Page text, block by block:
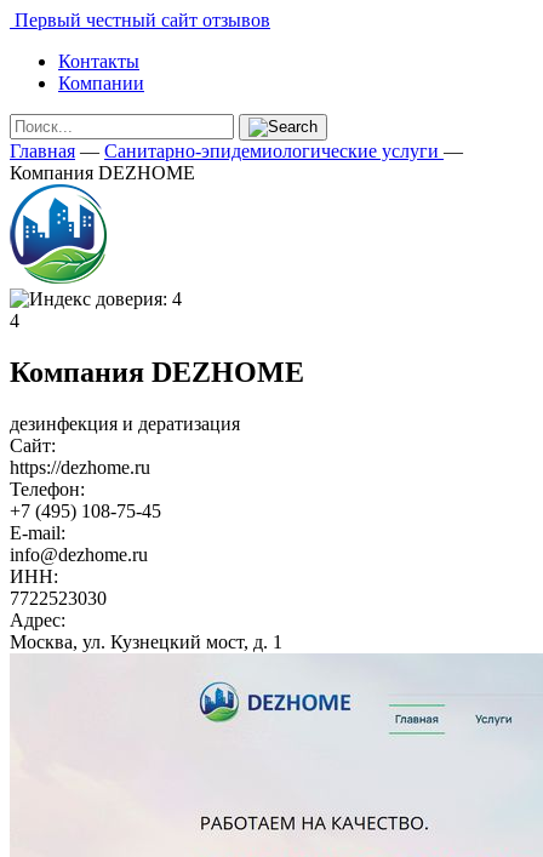
Первый честный сайт отзывов
Контакты
Компании
Главная — Санитарно-эпидемиологические услуги —
Компания DEZHOME
4
Компания DEZHOME
дезинфекция и дератизация
Сайт:
https://dezhome.ru
Телефон:
+7 (495) 108-75-45
E-mail:
info@dezhome.ru
ИНН:
7722523030
Адрес:
Москва, ул. Кузнецкий мост, д. 1